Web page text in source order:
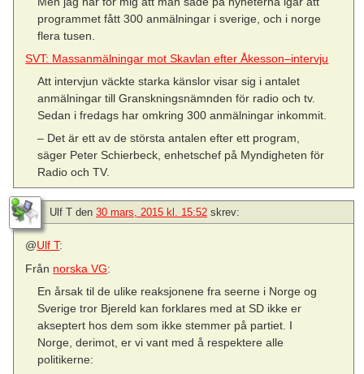
programmet fått 300 anmälningar i sverige, och i norge
flera tusen.
SVT: Massanmälningar mot Skavlan efter Åkesson–intervju
Att intervjun väckte starka känslor visar sig i antalet
anmälningar till Granskningsnämnden för radio och tv.
Sedan i fredags har omkring 300 anmälningar inkommit.
– Det är ett av de största antalen efter ett program,
säger Peter Schierbeck, enhetschef på Myndigheten för
Radio och TV.
Ulf T den 30 mars, 2015 kl. 15:52 skrev:
@Ulf T:
Från norska VG:
En årsak til de ulike reaksjonene fra seerne i Norge og
Sverige tror Bjereld kan forklares med at SD ikke er
akseptert hos dem som ikke stemmer på partiet. I
Norge, derimot, er vi vant med å respektere alle
politikerne: